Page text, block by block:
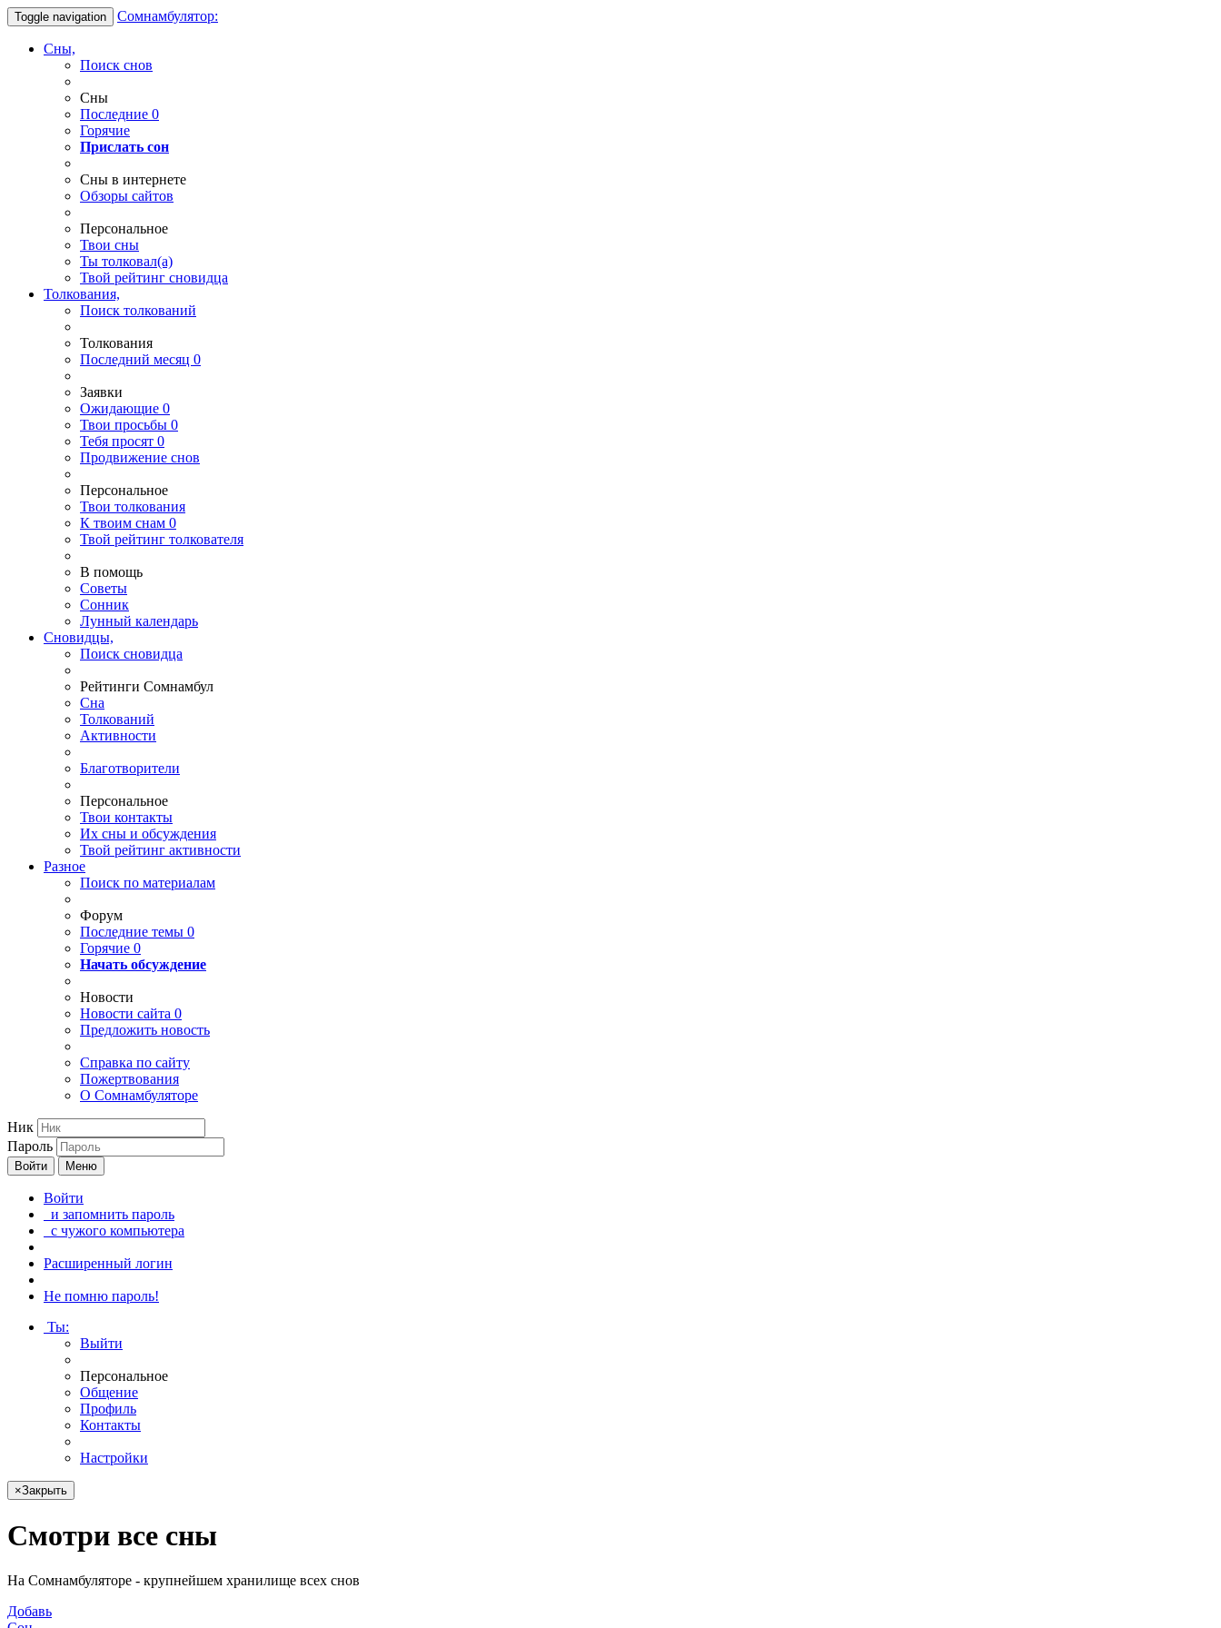
Toggle navigation Сомнамбулятор:
Сны,
Поиск снов
Сны
Последние 0
Горячие
Прислать сон
Сны в интернете
Обзоры сайтов
Персональное
Твои сны
Ты толковал(а)
Твой рейтинг сновидца
Толкования,
Поиск толкований
Толкования
Последний месяц 0
Заявки
Ожидающие 0
Твои просьбы 0
Тебя просят 0
Продвижение снов
Персональное
Твои толкования
К твоим снам 0
Твой рейтинг толкователя
В помощь
Советы
Сонник
Лунный календарь
Сновидцы,
Поиск сновидца
Рейтинги Сомнамбул
Сна
Толкований
Активности
Благотворители
Персональное
Твои контакты
Их сны и обсуждения
Твой рейтинг активности
Разное
Поиск по материалам
Форум
Последние темы 0
Горячие 0
Начать обсуждение
Новости
Новости сайта 0
Предложить новость
Справка по сайту
Пожертвования
О Сомнамбуляторе
Ник
Пароль
Войти Меню
Войти
и запомнить пароль
с чужого компьютера
Расширенный логин
Не помню пароль!
Ты:
Выйти
Персональное
Общение
Профиль
Контакты
Настройки
×Закрыть
Смотри все сны
На Сомнамбуляторе - крупнейшем хранилище всех снов
Добавь